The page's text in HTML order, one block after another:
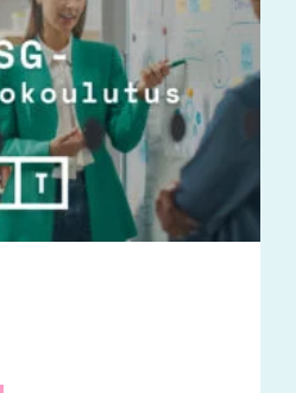
on
useampi
muunnelma.
Voit
tehdä
valinnat
tuotteen